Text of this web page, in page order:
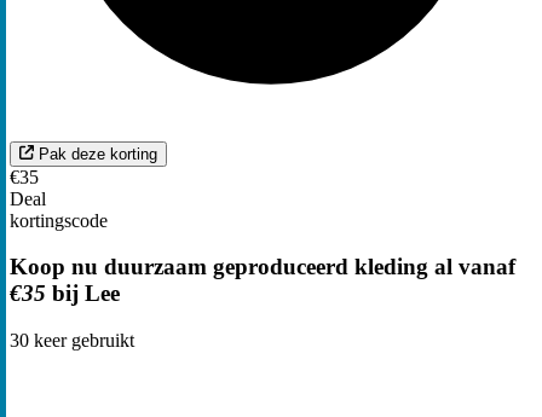
Pak deze korting
€35
Deal
kortingscode
Koop nu duurzaam geproduceerd kleding al vanaf
€35 bij Lee
30 keer gebruikt